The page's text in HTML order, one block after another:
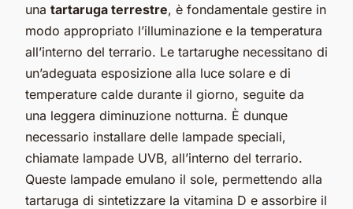
una tartaruga terrestre, è fondamentale gestire in
modo appropriato l’illuminazione e la temperatura
all’interno del terrario. Le tartarughe necessitano di
un’adeguata esposizione alla luce solare e di
temperature calde durante il giorno, seguite da
una leggera diminuzione notturna. È dunque
necessario installare delle lampade speciali,
chiamate lampade UVB, all’interno del terrario.
Queste lampade emulano il sole, permettendo alla
tartaruga di sintetizzare la vitamina D e assorbire il